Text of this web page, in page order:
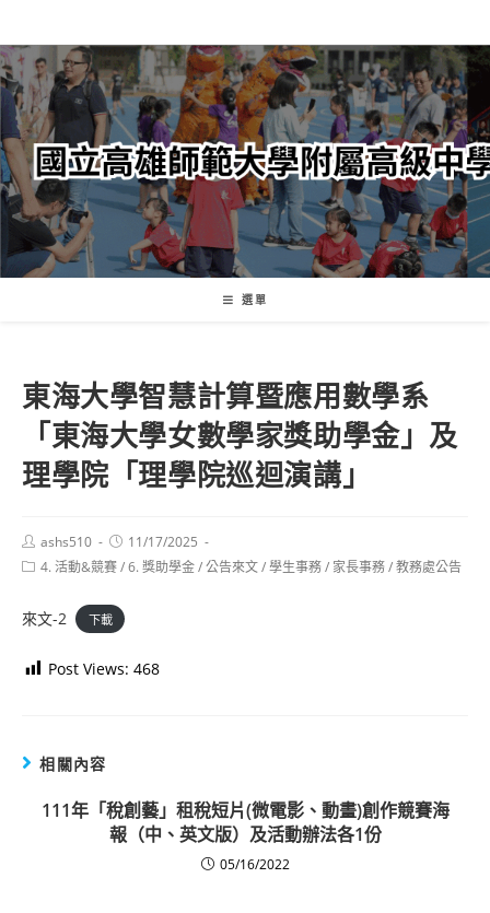
轉
至
主
內
容
選單
東海大學智慧計算暨應用數學系
「東海大學女數學家獎助學金」及
理學院「理學院巡迴演講」
Post
author:
ashs510
Post
published:
11/17/2025
Post4. 活動&競賽/6. 獎助學金/公告來文/學生事務/ 家長事務/教務處公告
來文-2 下載
Post Views: 468
相關內容
111年「稅創藝」租稅短片(微電影、動畫)創作競賽海
報（中、英文版）及活動辦法各1份
05/16/2022